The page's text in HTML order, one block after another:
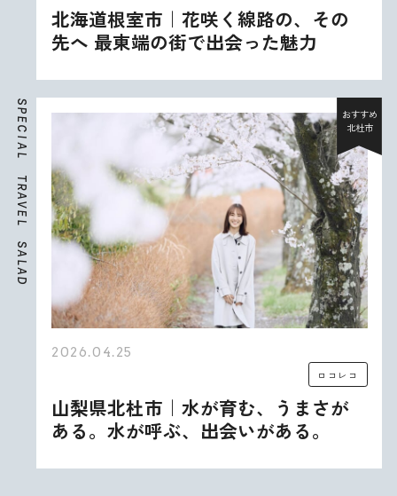
北海道根室市｜花咲く線路の、その
先へ 最東端の街で出会った魅力
S
P
E
C
I
A
L
T
R
A
V
E
L
S
A
L
A
D
おすすめ
北杜市
2026.04.25
ロコレコ
山梨県北杜市｜水が育む、うまさが
ある。水が呼ぶ、出会いがある。